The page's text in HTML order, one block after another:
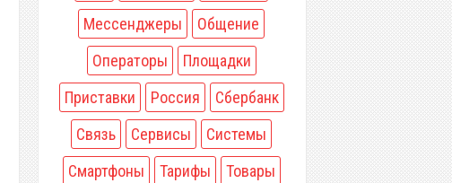
Мессенджеры
Общение
Операторы
Площадки
Приставки
Россия
Сбербанк
Связь
Сервисы
Системы
Смартфоны
Тарифы
Товары